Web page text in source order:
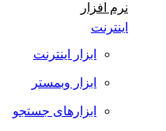
نرم افزار
اینترنت
ابزار اینترنت
ابزار وبمستر
ابزارهای جستجو